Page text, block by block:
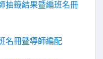
抽籤結果暨編班名冊
名冊暨導師編配